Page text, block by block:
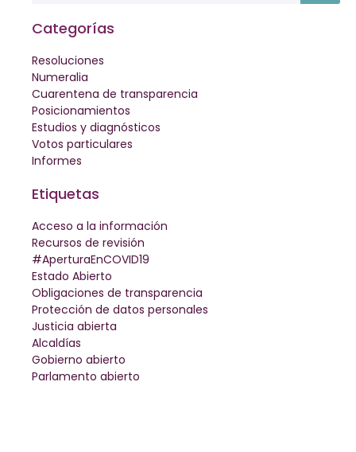
Categorías
Resoluciones
Numeralia
Cuarentena de transparencia
Posicionamientos
Estudios y diagnósticos
Votos particulares
Informes
Etiquetas
Acceso a la información
Recursos de revisión
#AperturaEnCOVID19
Estado Abierto
Obligaciones de transparencia
Protección de datos personales
Justicia abierta
Alcaldías
Gobierno abierto
Parlamento abierto